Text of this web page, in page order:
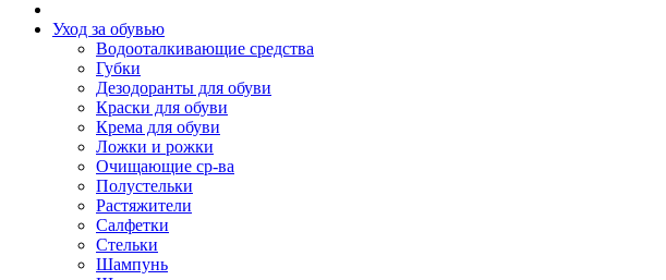
Уход за обувью
Водооталкивающие средства
Губки
Дезодоранты для обуви
Краски для обуви
Крема для обуви
Ложки и рожки
Очищающие ср-ва
Полустельки
Растяжители
Салфетки
Стельки
Шампунь